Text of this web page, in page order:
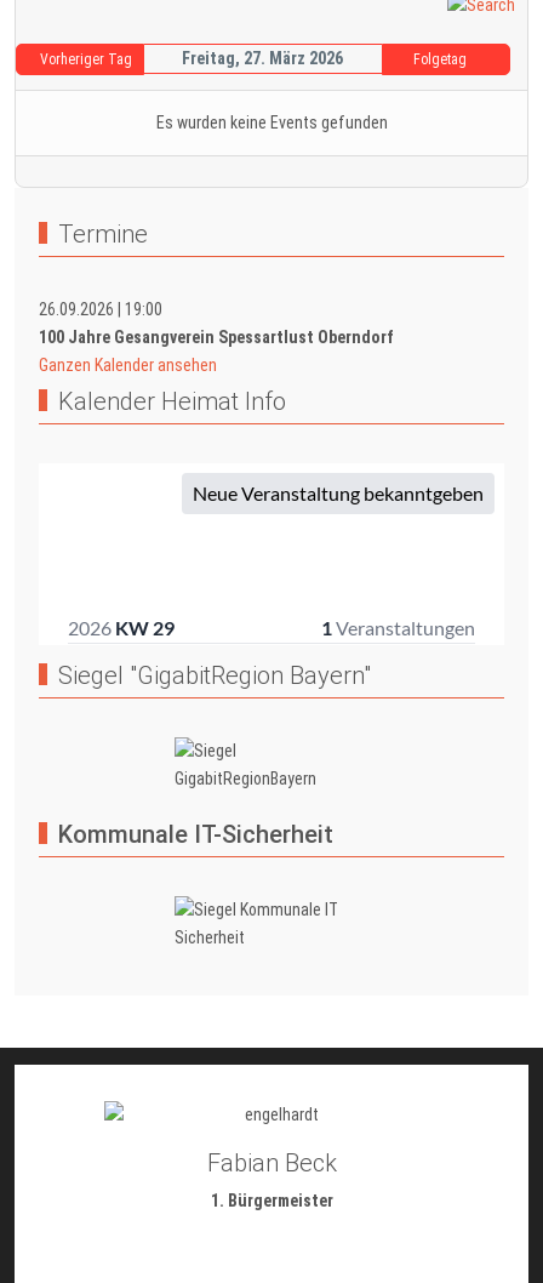
Vorheriger Tag Freitag, 27. März 2026 Folgetag
Es wurden keine Events gefunden
Termine
26.09.2026
19:00
100 Jahre Gesangverein Spessartlust Oberndorf
Ganzen Kalender ansehen
Kalender Heimat Info
Siegel "GigabitRegion Bayern"
Kommunale IT-Sicherheit
Fabian Beck
1. Bürgermeister